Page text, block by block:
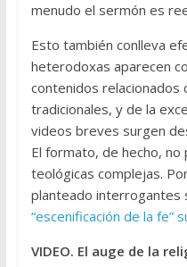
menudo el sermón es
Esto también conlleva
heterodoxas aparecen
contenidos relacionados
tradicionales, y de la
videos breves surgen
El formato, de hecho,
teológicas complejas.
planteado interrogantes
“escenificación de la fe”
VIDEO. El auge de la